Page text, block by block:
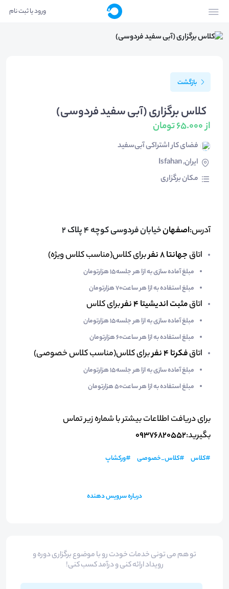
ورود یا ثبت نام
بازگشت
کلاس برگزاری (آبی سفید فردوسی)
از 65.000 تومان
فضای کار اشتراکی آبی‌سفید
ایران, Isfahan
مکان برگزاری
آدرس:اصفهانخیابان فردوسی کوچه ۴ پلاک ۲
اتاقجهانتا ۸ نفر برای کلاس(مناسب کلاس ویژه)
مبلغ آماده سازی به ازا هر جلسه۱۵ هزارتومان
مبلغ استفاده به ازا هر ساعت۷۰ هزارتومان
اتاقمثبت اندیشیتا ۴ نفر برای کلاس
مبلغ آماده سازی به ازا هر جلسه۱۵ هزارتومان
مبلغ استفاده به ازا هر ساعت۶۰ هزارتومان
اتاقفکرتا ۴ نفر برای کلاس(مناسب کلاس خصوصی)
مبلغ آماده سازی به ازا هر جلسه۱۵ هزارتومان
مبلغ استفاده به ازا هر ساعت۵۰ هزارتومان
برای دریافت اطلاعات بیشتر با شماره زیر تماس
بگیرید:09376820552​
#کلاس #کلاس_خصوصی #ورکشاپ
درباره سرویس دهنده
تو هم می تونی خدمات خودت رو با موضوع برگزاری دوره و
رویداد ارائه کنی و درآمد کسب کنی!